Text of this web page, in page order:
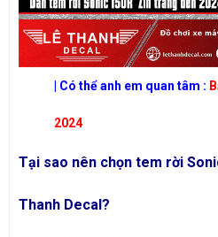
| Có thể anh em quan tâm :
2024
Tại sao nên chọn tem rời
Thanh Decal?